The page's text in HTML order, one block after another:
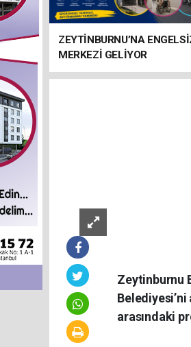
ZEYTİNBURNU’NA
MERKEZİ GELİYOR
Zeytinburnu
arasındaki